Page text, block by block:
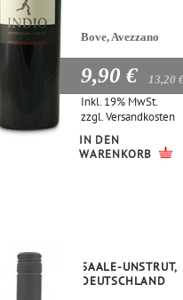
Bove, Avezzano
9,90 € 13,20
Inkl. 19% MwSt.
zzgl.Versandkosten
IN DEN
WARENKORB
SAALE-UNSTRUT,
DEUTSCHLAND